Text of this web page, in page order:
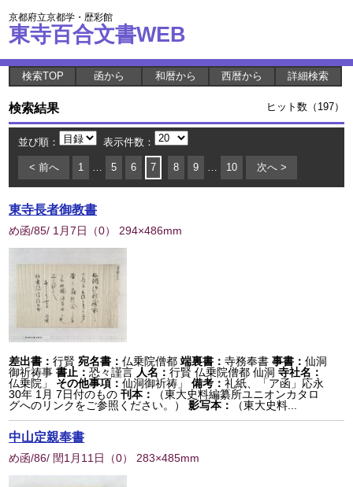
京都府立京都学・歴彩館
東寺百合文書WEB
検索TOP 函から 和暦から 西暦から 詳細検索
検索結果 ヒット数（197）
並び順： 表示件数：
< 前へ 1 … 5 6 7 8 9 … 10 次へ >
東寺長者御教書
め函/85/ 1月7日 （0） 294×486mm
差出書：行賢 宛名書：仏乗院僧都 端裏書：寺務奉書 事書：仙洞
御祈祷事 書止：恐々謹言 人名：行賢 仏乗院僧都 仙洞 寺社名：
仏乗院」
その他事項：仙洞御祈祷」 備考：礼紙、「ア函」応永
30年 1月 7日付のもの 刊本：
（東大史料編纂所ユニオンカタロ
グへのリンクをご参照ください。）
影写本： （東大史料...
中山定親奉書
め函/86/ 閏1月11日 （0） 283×485mm